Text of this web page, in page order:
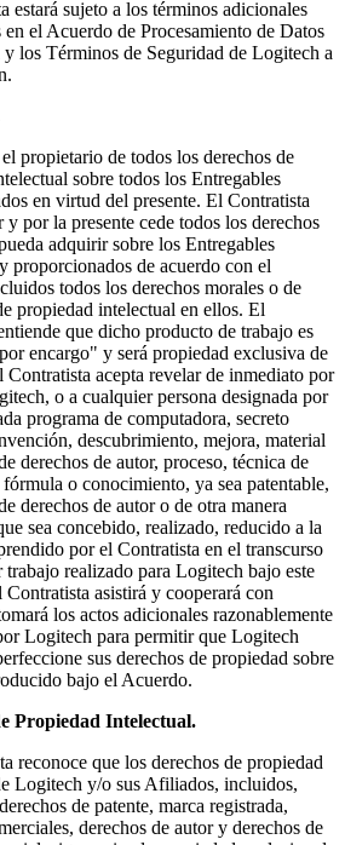
estará sujeto a los términos adicionales
en el Acuerdo de Procesamiento de Datos
los Términos de Seguridad de Logitech a
propietario de todos los derechos de
sobre todos los Entregables
en virtud del presente. El Contratista
y por la presente cede todos los derechos
adquirir sobre los Entregables
proporcionados de acuerdo con el
todos los derechos morales o de
propiedad intelectual en ellos. El
que dicho producto de trabajo es
encargo" y será propiedad exclusiva de
acepta revelar de inmediato por
o a cualquier persona designada por
programa de computadora, secreto
descubrimiento, mejora, material
derechos de autor, proceso, técnica de
o conocimiento, ya sea patentable,
derechos de autor o de otra manera
sea concebido, realizado, reducido a la
por el Contratista en el transcurso
trabajo realizado para Logitech bajo este
asistirá y cooperará con
los actos adicionales razonablemente
Logitech para permitir que Logitech
sus derechos de propiedad sobre
bajo el Acuerdo.
Propiedad Intelectual.
reconoce que los derechos de propiedad
Logitech y/o sus Afiliados, incluidos,
de patente, marca registrada,
derechos de autor y derechos de